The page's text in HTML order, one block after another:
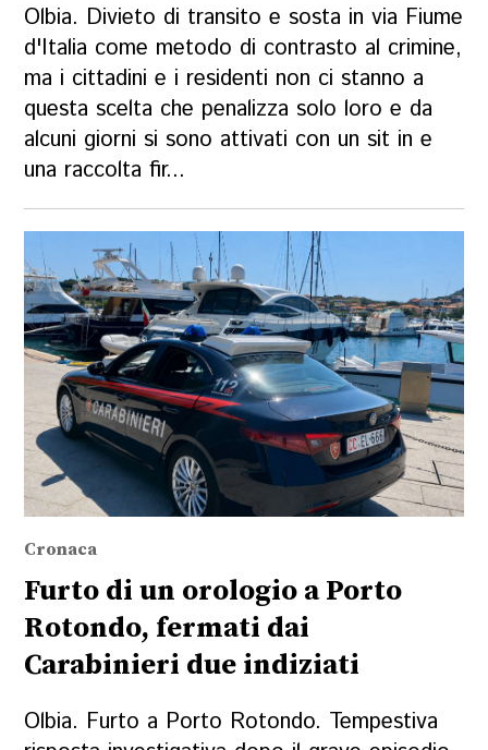
Olbia. Divieto di transito e sosta in via Fiume
d'Italia come metodo di contrasto al crimine,
ma i cittadini e i residenti non ci stanno a
questa scelta che penalizza solo loro e da
alcuni giorni si sono attivati con un sit in e
una raccolta fir...
Cronaca
Furto di un orologio a Porto
Rotondo, fermati dai
Carabinieri due indiziati
Olbia. Furto a Porto Rotondo. Tempestiva